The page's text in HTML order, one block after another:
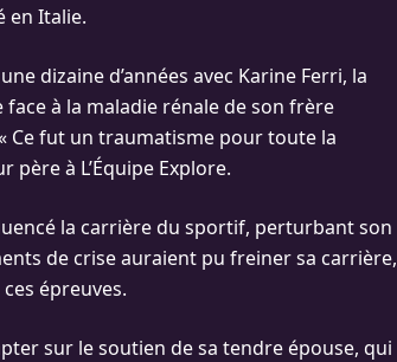
en Italie.
dizaine d’années avec Karine Ferri, la
à la maladie rénale de son frère
Ce fut un traumatisme pour toute la
à L’Équipe Explore.
la carrière du sportif, perturbant son
de crise auraient pu freiner sa carrière,
épreuves.
sur le soutien de sa tendre épouse, qui